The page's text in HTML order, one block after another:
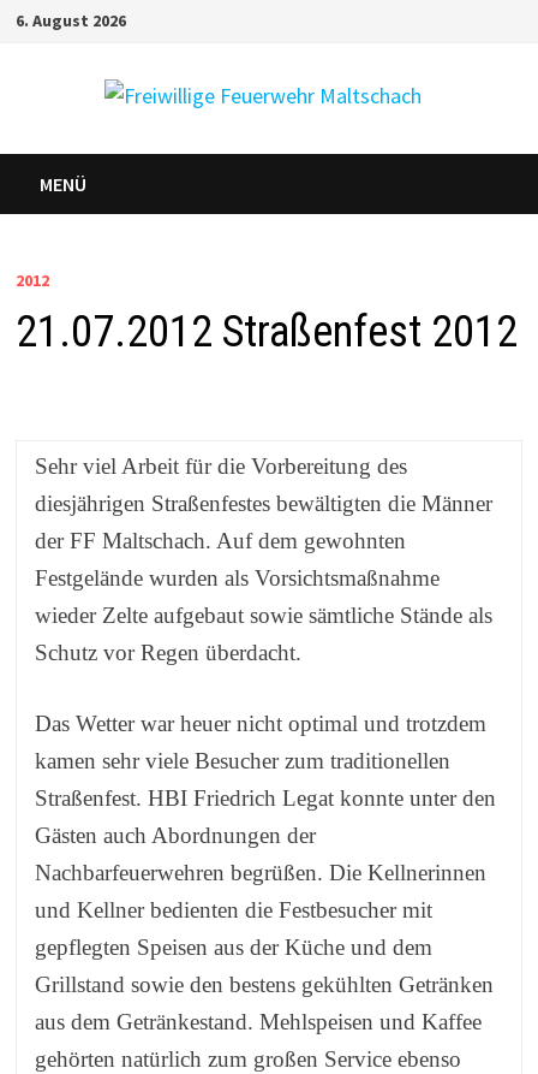
Zum6. August 2026
MENÜ
2012
21.07.2012 Straßenfest 2012
Sehr viel Arbeit für die Vorbereitung des
diesjährigen Straßenfestes bewältigten die Männer
der FF Maltschach. Auf dem gewohnten
Festgelände wurden als Vorsichtsmaßnahme
wieder Zelte aufgebaut sowie sämtliche Stände als
Schutz vor Regen überdacht.
Das Wetter war heuer nicht optimal und trotzdem
kamen sehr viele Besucher zum traditionellen
Straßenfest. HBI Friedrich Legat konnte unter den
Gästen auch Abordnungen der
Nachbarfeuerwehren begrüßen. Die Kellnerinnen
und Kellner bedienten die Festbesucher mit
gepflegten Speisen aus der Küche und dem
Grillstand sowie den bestens gekühlten Getränken
aus dem Getränkestand. Mehlspeisen und Kaffee
gehörten natürlich zum großen Service ebenso